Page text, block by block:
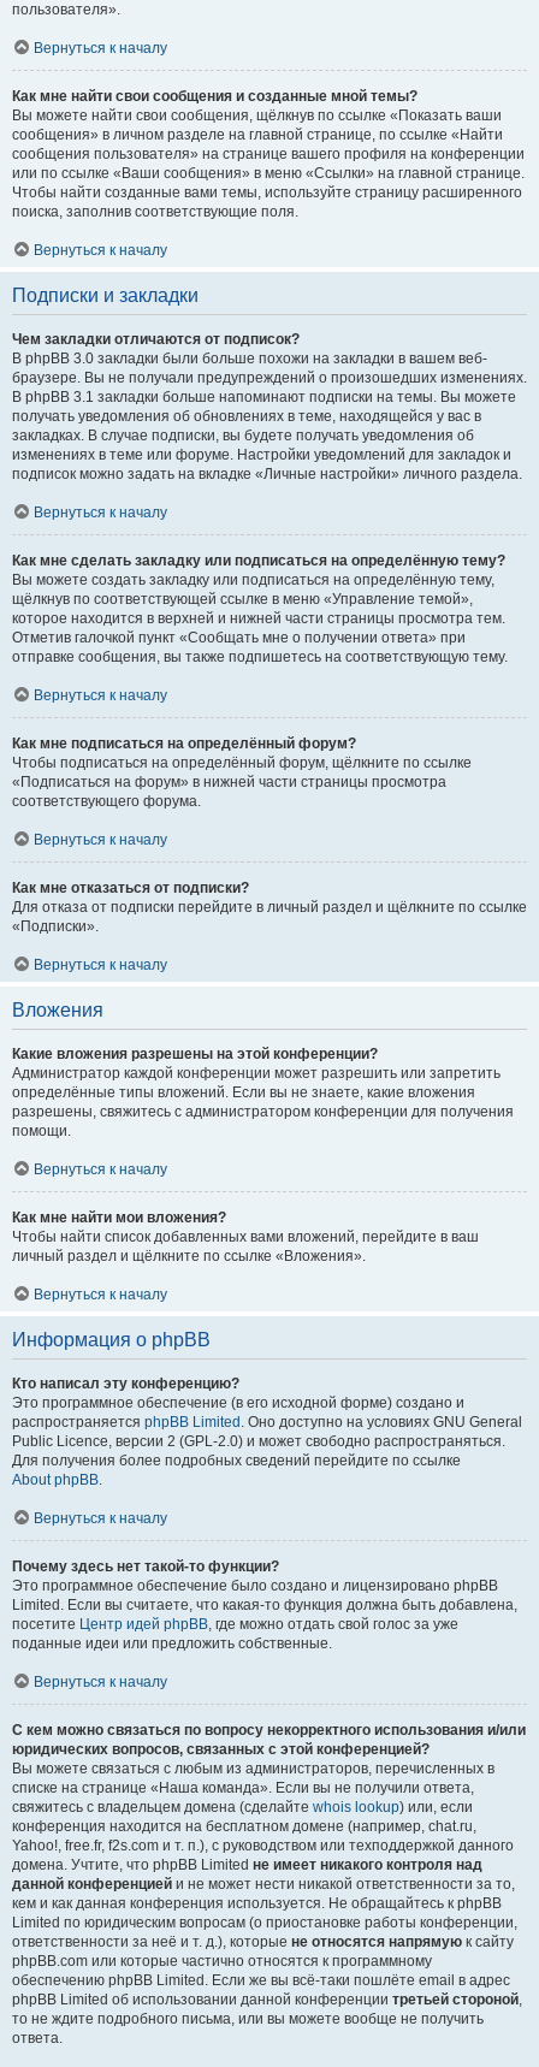
пользователя».
Вернуться к началу
Как мне найти свои сообщения и созданные мной темы?
Вы можете найти свои сообщения, щёлкнув по ссылке «Показать ваши
сообщения» в личном разделе на главной странице, по ссылке «Найти
сообщения пользователя» на странице вашего профиля на конференции
или по ссылке «Ваши сообщения» в меню «Ссылки» на главной странице.
Чтобы найти созданные вами темы, используйте страницу расширенного
поиска, заполнив соответствующие поля.
Вернуться к началу
Подписки и закладки
Чем закладки отличаются от подписок?
В phpBB 3.0 закладки были больше похожи на закладки в вашем веб-
браузере. Вы не получали предупреждений о произошедших изменениях.
В phpBB 3.1 закладки больше напоминают подписки на темы. Вы можете
получать уведомления об обновлениях в теме, находящейся у вас в
закладках. В случае подписки, вы будете получать уведомления об
изменениях в теме или форуме. Настройки уведомлений для закладок и
подписок можно задать на вкладке «Личные настройки» личного раздела.
Вернуться к началу
Как мне сделать закладку или подписаться на определённую тему?
Вы можете создать закладку или подписаться на определённую тему,
щёлкнув по соответствующей ссылке в меню «Управление темой»,
которое находится в верхней и нижней части страницы просмотра тем.
Отметив галочкой пункт «Сообщать мне о получении ответа» при
отправке сообщения, вы также подпишетесь на соответствующую тему.
Вернуться к началу
Как мне подписаться на определённый форум?
Чтобы подписаться на определённый форум, щёлкните по ссылке
«Подписаться на форум» в нижней части страницы просмотра
соответствующего форума.
Вернуться к началу
Как мне отказаться от подписки?
Для отказа от подписки перейдите в личный раздел и щёлкните по ссылке
«Подписки».
Вернуться к началу
Вложения
Какие вложения разрешены на этой конференции?
Администратор каждой конференции может разрешить или запретить
определённые типы вложений. Если вы не знаете, какие вложения
разрешены, свяжитесь с администратором конференции для получения
помощи.
Вернуться к началу
Как мне найти мои вложения?
Чтобы найти список добавленных вами вложений, перейдите в ваш
личный раздел и щёлкните по ссылке «Вложения».
Вернуться к началу
Информация о phpBB
Кто написал эту конференцию?
Это программное обеспечение (в его исходной форме) создано и
распространяется phpBB Limited . Оно доступно на условиях GNU General
Public Licence, версии 2 (GPL-2.0) и может свободно распространяться.
Для получения более подробных сведений перейдите по ссылке
About phpBB.
Вернуться к началу
Почему здесь нет такой-то функции?
Это программное обеспечение было создано и лицензировано phpBB
Limited. Если вы считаете, что какая-то функция должна быть добавлена,
посетите Центр идей phpBB, где можно отдать свой голос за уже
поданные идеи или предложить собственные.
Вернуться к началу
С кем можно связаться по вопросу некорректного использования и/или
юридических вопросов, связанных с этой конференцией?
Вы можете связаться с любым из администраторов, перечисленных в
списке на странице «Наша команда». Если вы не получили ответа,
свяжитесь с владельцем домена (сделайте whois lookup) или, если
конференция находится на бесплатном домене (например, chat.ru,
Yahoo!, free.fr, f2s.com и т. п.), с руководством или техподдержкой данного
домена. Учтите, что phpBB Limited не имеет никакого контроля над
данной конференцией и не может нести никакой ответственности за то,
кем и как данная конференция используется. Не обращайтесь к phpBB
Limited по юридическим вопросам (о приостановке работы конференции,
ответственности за неё и т. д.), которые не относятся напрямую к сайту
phpBB.com или которые частично относятся к программному
обеспечению phpBB Limited. Если же вы всё-таки пошлёте email в адрес
phpBB Limited об использовании данной конференции третьей стороной,
то не ждите подробного письма, или вы можете вообще не получить
ответа.